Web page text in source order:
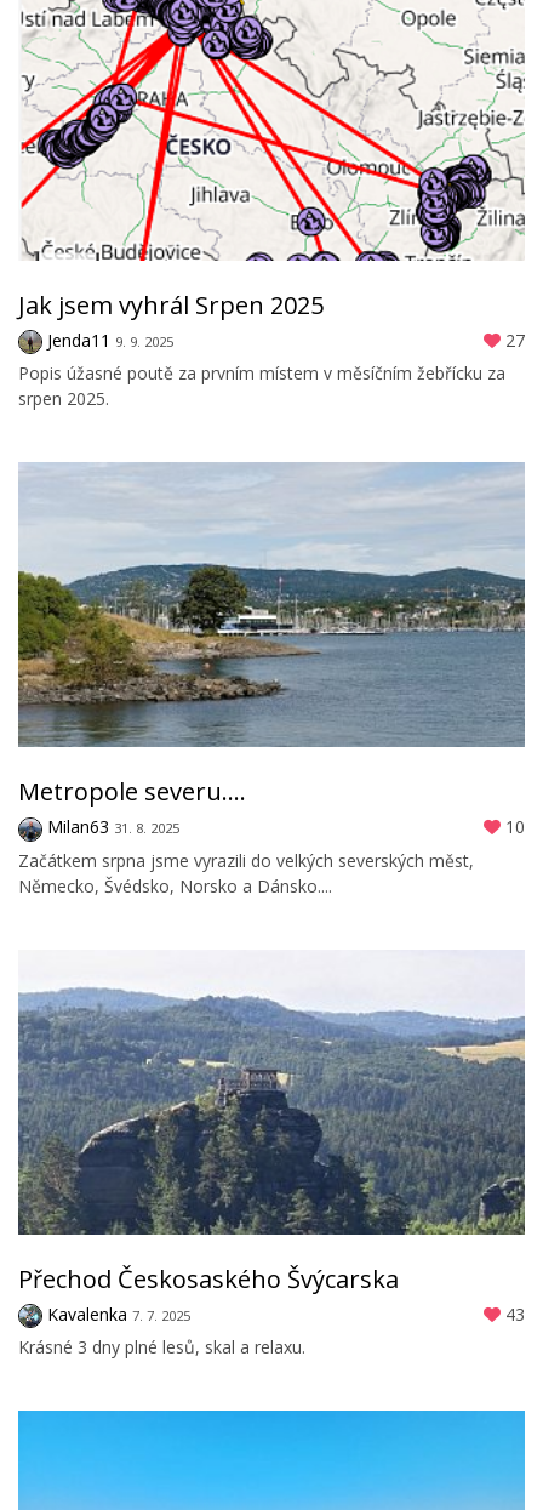
Jak jsem vyhrál Srpen 2025
Jenda11 9. 9. 2025
27
Popis úžasné poutě za prvním místem v měsíčním žebřícku za
srpen 2025.
Metropole severu....
Milan63 31. 8. 2025
10
Začátkem srpna jsme vyrazili do velkých severských měst,
Německo, Švédsko, Norsko a Dánsko....
Přechod Českosaského Švýcarska
Kavalenka 7. 7. 2025
43
Krásné 3 dny plné lesů, skal a relaxu.